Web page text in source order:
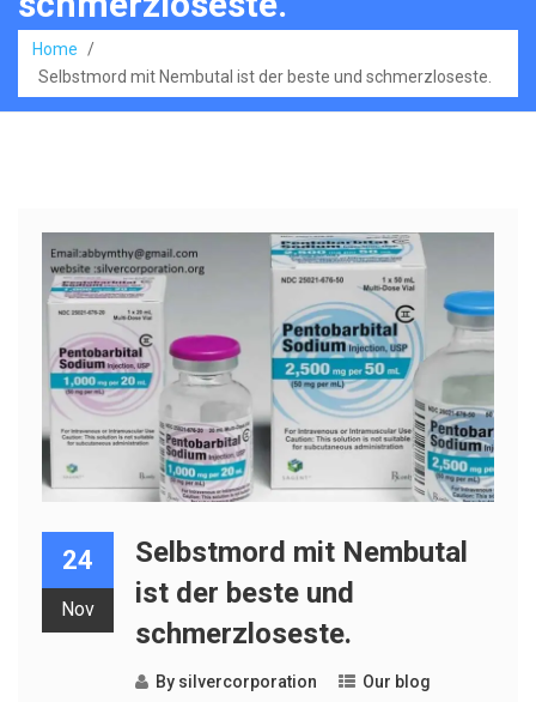
Home
/
Selbstmord mit Nembutal ist der beste und schmerzloseste.
24
Nov
Selbstmord mit Nembutal
ist der beste und
schmerzloseste.
By silvercorporation
Our blog